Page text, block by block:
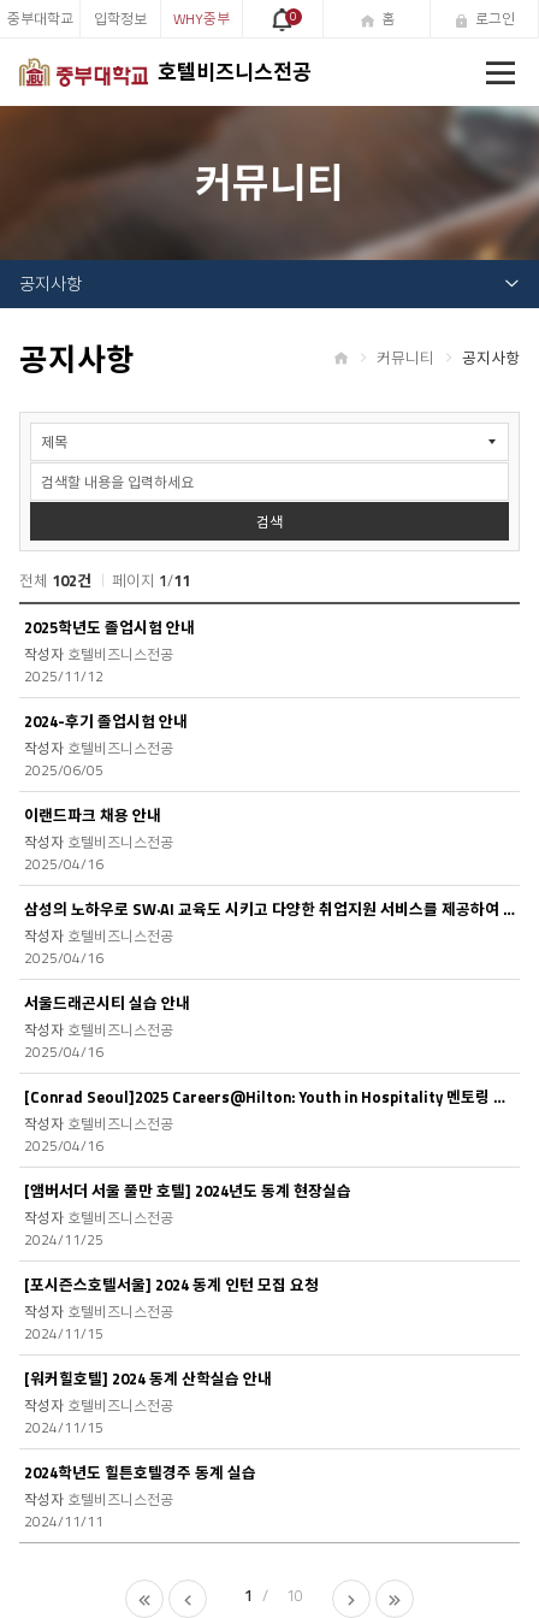
호텔비즈니스전공
뉴
중부대학교 입학정보 WHY중부 0 홈 로그인
커뮤니티
공지사항
공지사항 커뮤니티 공지사항
공
항
색
검색
전체 102건 페이지 1/11
지
사
항
목
록
2025학년도 졸업시험 안내
호텔비즈니스전공
2025/11/12
2024-후기 졸업시험 안내
호텔비즈니스전공
2025/06/05
이랜드파크 채용 안내
호텔비즈니스전공
2025/04/16
삼성의 노하우로 SW·AI 교육도 시키고 다양한 취업지원 서비스를 제공하여 청..
호텔비즈니스전공
2025/04/16
서울드래곤시티 실습 안내
호텔비즈니스전공
2025/04/16
[Conrad Seoul]2025 Careers@Hilton: Youth in Hospitality 멘토링 프로그램
호텔비즈니스전공
2025/04/16
[앰버서더 서울 풀만 호텔] 2024년도 동계 현장실습
호텔비즈니스전공
2024/11/25
[포시즌스호텔서울] 2024 동계 인턴 모집 요청
호텔비즈니스전공
2024/11/15
[워커힐호텔] 2024 동계 산학실습 안내
호텔비즈니스전공
2024/11/15
2024학년도 힐튼호텔경주 동계 실습
호텔비즈니스전공
2024/11/11
1 10